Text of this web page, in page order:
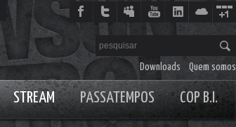
Downloads Quem somos
STREAM PASSATEMPOS COP B.I.